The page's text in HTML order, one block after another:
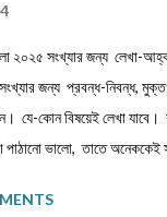
২০২৫ সংখ্যার জন্য লেখা-
জন্য প্রবন্ধ-নিবন্ধ,
যে-কোন বিষয়েই লেখা যাবে।
ভালো, তাতে অনেককেই
১৫০০-১৬০০ শব্দে। তবে এ